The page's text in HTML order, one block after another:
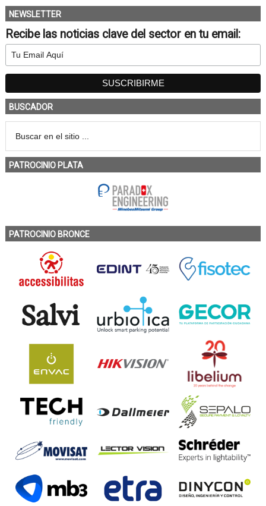
NEWSLETTER
Recibe las noticias clave del sector en tu email:
BUSCADOR
PATROCINIO PLATA
PATROCINIO BRONCE